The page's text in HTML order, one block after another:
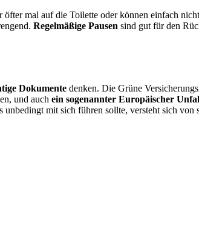
mal auf die Toilette oder können einfach
Regelmäßige Pausen sind gut für den
Dokumente denken. Die Grüne
und auch ein sogenannter Europäischer
mit sich führen sollte, versteht sich von